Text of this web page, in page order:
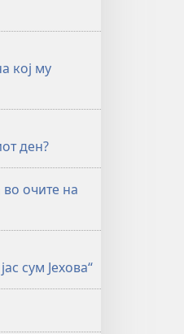
кој му
ден?
очите на
сум Јехова“